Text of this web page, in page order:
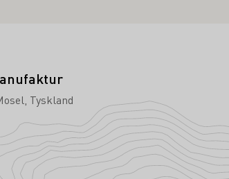
Tyskland